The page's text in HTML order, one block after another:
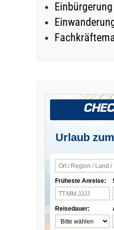
Einbürgerung
Urlaub
Früheste Anreise:
Reisedauer: